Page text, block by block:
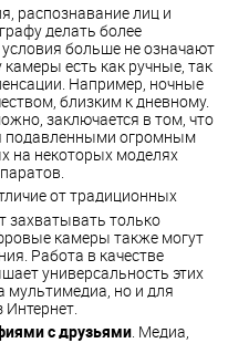
распознавание лиц и
делать более
больше не означают
есть как ручные, так
Например, ночные
близким к дневному.
заключается в том, что
подавленными огромным
на некоторых моделях
от традиционных
захватывать только
камеры также могут
Работа в качестве
универсальность этих
мультимедиа, но и для
с друзьями . Медиа,